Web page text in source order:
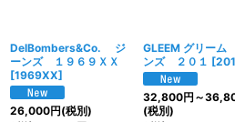
DelBombers&Co. ジ
ーンズ １９６９ＸＸ
[1969XX]
26,000円(税別)
GLEEM グリー
ンズ ２０１ [201
32,800円 ～
(税別)